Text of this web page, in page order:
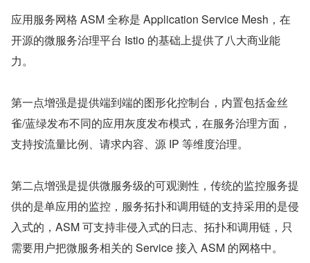
应用服务网格 ASM 全称是 Application Service Mesh，在
开源的微服务治理平台 Istio 的基础上提供了八大商业能
力。
第一点增强是提供端到端的图形化控制台，内置包括金丝
雀/蓝绿发布不同的应用灰度发布模式，在服务治理方面，
支持按流量比例、请求内容、源 IP 等维度治理。
第二点增强是提供微服务级的可观测性，传统的监控服务提
供的是单应用的监控，服务拓扑和调用链的支持采用的是侵
入式的，ASM 可支持非侵入式的日志、拓扑和调用链，只
需要用户把微服务相关的 Service 接入 ASM 的网格中。